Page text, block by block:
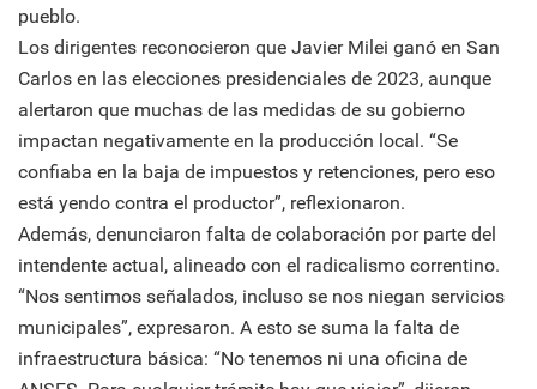
pueblo.
Los dirigentes reconocieron que Javier Milei ganó en San
Carlos en las elecciones presidenciales de 2023, aunque
alertaron que muchas de las medidas de su gobierno
impactan negativamente en la producción local. “Se
confiaba en la baja de impuestos y retenciones, pero eso
está yendo contra el productor”, reflexionaron.
Además, denunciaron falta de colaboración por parte del
intendente actual, alineado con el radicalismo correntino.
“Nos sentimos señalados, incluso se nos niegan servicios
municipales”, expresaron. A esto se suma la falta de
infraestructura básica: “No tenemos ni una oficina de